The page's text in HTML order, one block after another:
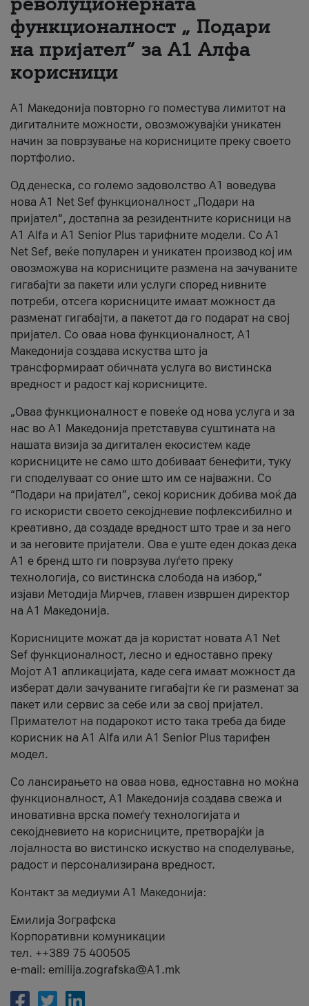
За нас
#ПодобарОнлајн
функционалност „ Подари
на пријател“ за А1 Алфа
корисници
А1 Македонија повторно го поместува лимитот на
дигиталните можности, овозможувајќи уникатен
начин за поврзување на корисниците преку своето
портфолио.
Од денеска, со големо задоволство А1 воведува
нова A1 Net Sef функционалност „Подари на
пријател“, достапна за резидентните корисници на
А1 Alfa и A1 Senior Plus тарифните модели. Со A1
Net Sef, веќе популарен и уникатен производ кој им
овозможува на корисниците размена на зачуваните
гигабајти за пакети или услуги според нивните
потреби, отсега корисниците имаат можност да
разменат гигабајти, а пакетот да го подарат на свој
пријател. Со оваа нова функционалност, А1
Македонија создава искуства што ја
трансформираат обичната услуга во вистинска
вредност и радост кај корисниците.
„Оваа функционалност е повеќе од нова услуга и за
нас во А1 Македонија претставува суштината на
нашата визија за дигитален екосистем каде
корисниците не само што добиваат бенефити, туку
ги споделуваат со оние што им се најважни. Со
“Подари на пријател”, секој корисник добива моќ да
го искористи своето секојдневие пофлексибилно и
креативно, да создаде вредност што трае и за него
и за неговите пријатели. Ова е уште еден доказ дека
А1 е бренд што ги поврзува луѓето преку
технологија, со вистинска слобода на избор,“
изјави Методија Мирчев, главен извршен директор
на А1 Македонија.
Корисниците можат да ја користат новата А1 Net
Sef функционалност, лесно и едноставно преку
Мојот А1 апликацијата, каде сега имаат можност да
изберат дали зачуваните гигабајти ќе ги разменат за
пакет или сервис за себе или за свој пријател.
Примателот на подарокот исто така треба да биде
корисник на А1 Alfa или A1 Senior Plus тарифен
модел.
Со лансирањето на оваа нова, едноставна но моќна
функционалност, А1 Македонија создава свежа и
иновативна врска помеѓу технологијата и
секојдневието на корисниците, претворајќи ја
лојалноста во вистинско искуство на споделување,
радост и персонализирана вредност.
Контакт за медиуми А1 Македонија:
Емилија Зографска
Корпоративни комуникации
тел. ++389 75 400505
e-mail: emilija.zografska@A1.mk